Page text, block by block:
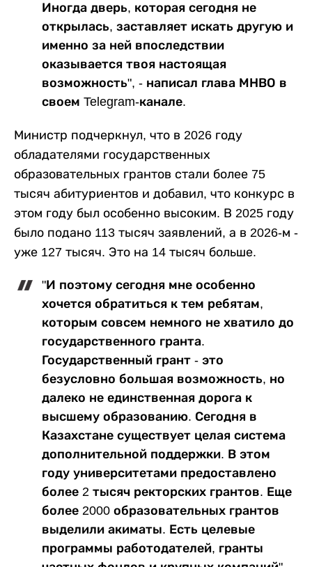
Иногда дверь, которая сегодня не
открылась, заставляет искать другую и
именно за ней впоследствии
оказывается твоя настоящая
возможность", - написал глава МНВО в
своем Telegram-канале.
Министр подчеркнул, что в 2026 году
обладателями государственных
образовательных грантов стали более 75
тысяч абитуриентов и добавил, что конкурс в
этом году был особенно высоким. В 2025 году
было подано 113 тысяч заявлений, а в 2026-м -
уже 127 тысяч. Это на 14 тысяч больше.
"И поэтому сегодня мне особенно
хочется обратиться к тем ребятам,
которым совсем немного не хватило до
государственного гранта.
Государственный грант - это
безусловно большая возможность, но
далеко не единственная дорога к
высшему образованию. Сегодня в
Казахстане существует целая система
дополнительной поддержки. В этом
году университетами предоставлено
более 2 тысяч ректорских грантов. Еще
более 2000 образовательных грантов
выделили акиматы. Есть целевые
программы работодателей, гранты